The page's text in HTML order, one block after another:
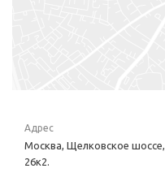
Адрес
Москва, Щелковское шоссе,
26к2.